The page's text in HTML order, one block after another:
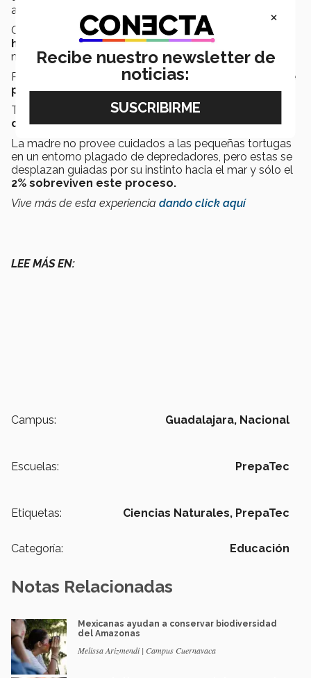
adecuado y poner unos 100 huevos.
Cada una es capaz de realizar2 o 3 puestas de
huevos
, lo cual normalmente se efectúa durante la
noche.
Para ello, cava un agujero de hasta
55 centímetros de
profundidad en la arena, lo que constituye el nido.
Tras
50-60 días de incubación, las
cascaróny emergen al mundo.
La madre no provee cuidados a las pequeñas tortugas
en un entorno plagado de depredadores, pero estas se
desplazan guiadas por su instinto hacia el mar y sólo el
2% sobreviven este proceso.
Vive más de esta experiencia dando click aquí
LEE MÁS EN:
Campus: Guadalajara, Nacional
Escuelas: PrepaTec
Etiquetas: Ciencias Naturales, PrepaTec
Categoría: Educación
Notas Relacionadas
Mexicanas ayudan a conservar biodiversidad
del Amazonas
Melissa Arizmendi | Campus Cuernavaca
×
Recibe nuestro newsletter de
noticias: